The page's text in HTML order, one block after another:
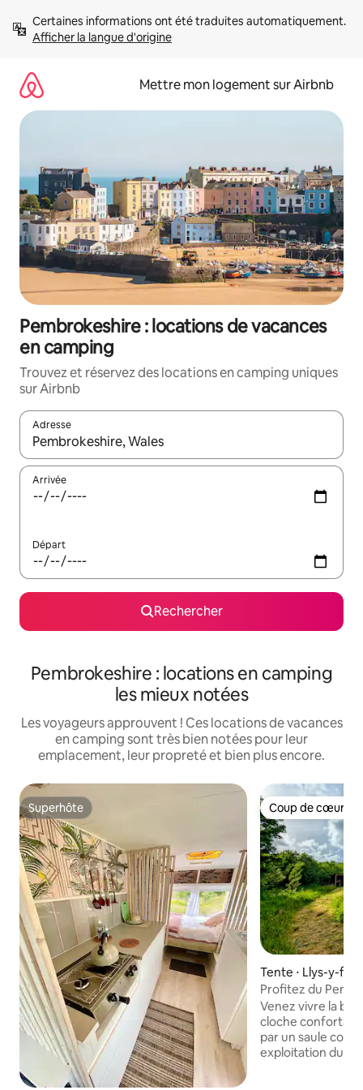
directement
Afficher la langue d'origine
Mettre mon logement sur Airbnb
Pembrokeshire : locations de vacances
en camping
Trouvez et réservez des locations en camping uniques
sur Airbnb
Adresse
Lorsque les résultats s'affichent, utilisez les flèches vers le
Arrivée
Départ
Rechercher
Pembrokeshire : locations en camping
les mieux notées
Les voyageurs approuvent ! Ces locations de vacances
en camping sont très bien notées pour leur
emplacement, leur propreté et bien plus encore.
Superhôte
Superhôte Coup de cœur
Coup de cœur
Tente ⋅ Llys-y-frân
Profitez du
une magnifique
Venez vivre la
cloche
par un saule
exploitation du